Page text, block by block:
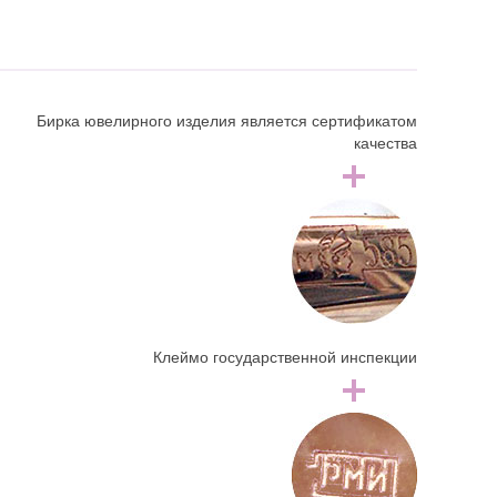
Бирка ювелирного изделия является сертификатом
качества
Клеймо государственной инспекции